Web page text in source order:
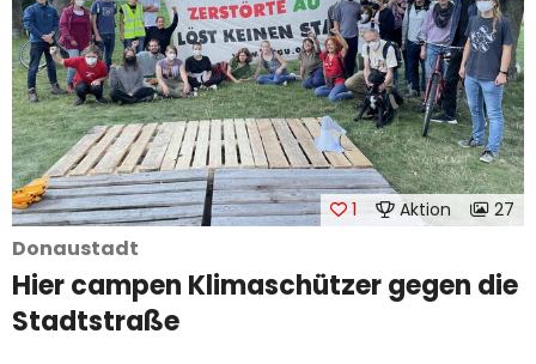
1 Aktion 27
Donaustadt
Hier campen Klimaschützer gegen die
Stadtstraße